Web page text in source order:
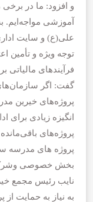
و افزود: ما در
آموزشی مواجه‌ایم.
علی(ع) و سایت
توجه ویژه و تأمین
فرآیندهای
گفت: اگر سازمان‌های
پروژه‌های خیرین
انگیزه زیادی برای
پروژه‌های
پروژه های مدرسه
بخش خصوصی
نایب رئیس مجمع
به نیاز به حمایت